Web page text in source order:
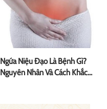
Ngứa Niệu Đạo Là Bệnh Gì?
Nguyên Nhân Và Cách Khắc